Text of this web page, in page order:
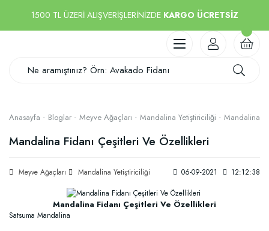
1500 TL ÜZERİ ALIŞVERİŞLERİNİZDE KARGO ÜCRETSİZ
Anasayfa Bloglar Meyve Ağaçları Mandalina Yetiştiriciliği Mandalina
Mandalina Fidanı Çeşitleri Ve Özellikleri
Meyve Ağaçları Mandalina Yetiştiriciliği 06-09-2021 12:12:38
Mandalina Fidanı Çeşitleri Ve Özellikleri
Satsuma Mandalina